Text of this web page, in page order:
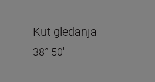
Kut gledanja
38° 50'